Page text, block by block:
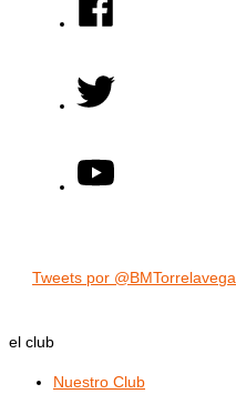
Tweets por @BMTorrelavega
el club
Nuestro Club